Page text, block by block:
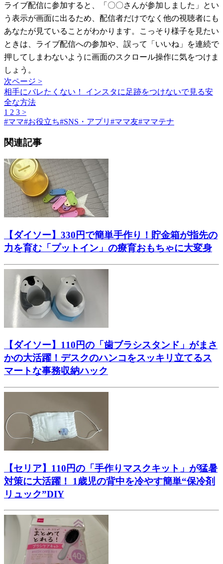
ライブ配信に参加すると、「〇〇さんが参加しました」とい
う表示が画面に出るため、配信者だけでなく他の視聴者にも
あなたが見ていることがわかります。こっそり様子を見たい
ときは、ライブ配信への参加や、誤って「いいね」を連続で
押してしまわないように画面のスクロール操作に気をつけま
しょう。
次ページ >
相手にバレたくない！ インスタに足跡をつけないで見る安
全な方法
1 2 3 >
#ママ#お役立ち#SNS・アプリ #ママ友#ママテナ
関連記事
【ダイソー】330円で簡単手作り！貯金箱が指先の
力を育む「プットイン」の療育おもちゃに大変身
【ダイソー】110円の「歯ブラシスタンド」がまさ
かの大活躍！デスクのハンコをスッキリ立てるス
マートな事務収納ハック
【セリア】110円の「手作りマスクキット」が猛暑
対策に大活躍！ 1歳児の背中を冷やす簡単“保冷剤
リュック”DIY